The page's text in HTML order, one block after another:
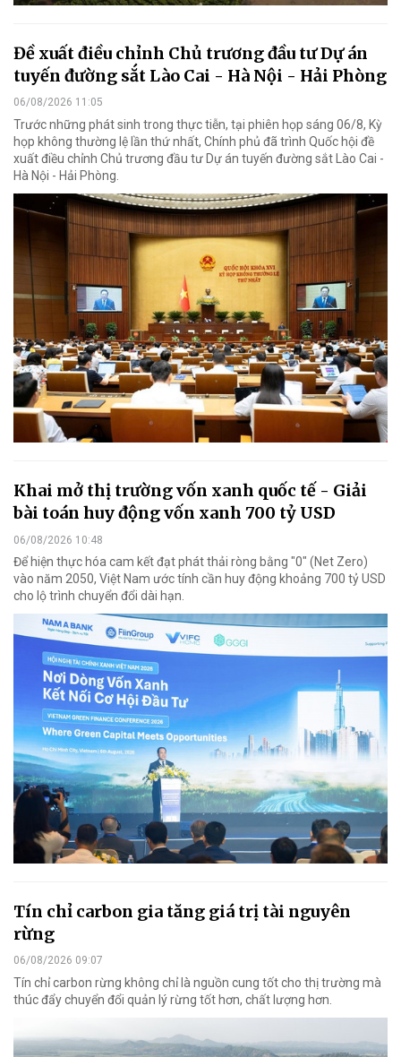
Đề xuất điều chỉnh Chủ trương đầu tư Dự án
tuyến đường sắt Lào Cai - Hà Nội - Hải Phòng
06/08/2026 11:05
Trước những phát sinh trong thực tiễn, tại phiên họp sáng 06/8, Kỳ
họp không thường lệ lần thứ nhất, Chính phủ đã trình Quốc hội đề
xuất điều chỉnh Chủ trương đầu tư Dự án tuyến đường sắt Lào Cai -
Hà Nội - Hải Phòng.
Khai mở thị trường vốn xanh quốc tế - Giải
bài toán huy động vốn xanh 700 tỷ USD
06/08/2026 10:48
Để hiện thực hóa cam kết đạt phát thải ròng bằng "0" (Net Zero)
vào năm 2050, Việt Nam ước tính cần huy động khoảng 700 tỷ USD
cho lộ trình chuyển đổi dài hạn.
Tín chỉ carbon gia tăng giá trị tài nguyên
rừng
06/08/2026 09:07
Tín chỉ carbon rừng không chỉ là nguồn cung tốt cho thị trường mà
thúc đẩy chuyển đổi quản lý rừng tốt hơn, chất lượng hơn.